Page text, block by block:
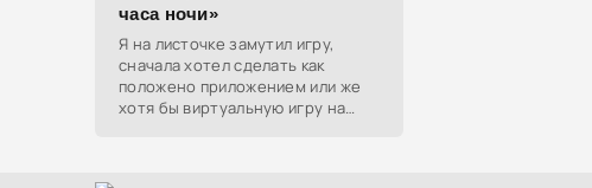
часа ночи»
Я на листочке замутил игру,
сначала хотел сделать как
положено приложением или же
хотя бы виртуальную игру на